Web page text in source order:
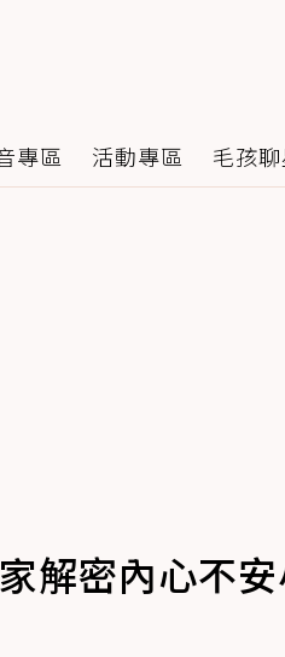
專區 活動專區 毛孩
解密內心不